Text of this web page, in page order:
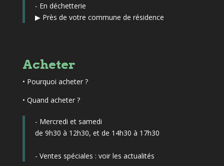
- En déchetterie
▶ Près de votre commune de résidence
Acheter
• Pourquoi acheter ?
• Quand acheter ?
- Mercredi et samedi
de 9h30 à 12h30, et de 14h30 à 17h30
- Ventes spéciales : voir les actualités